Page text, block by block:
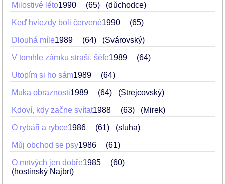
Milostivé léto1990 65 (důchodce)
Keď hviezdy boli červené1990 65
Dlouhá míle1989 64 (Svárovský)
V tomhle zámku straší, šéfe1989 64
Utopím si ho sám1989 64
Muka obraznosti1989 64 (Strejcovský)
Kdoví, kdy začne svítat1988 63 (Mirek)
O rybáři a rybce1986 61 (sluha)
Můj obchod se psy1986 61
O mrtvých jen dobře1985
60
(hostinský Najbrt)